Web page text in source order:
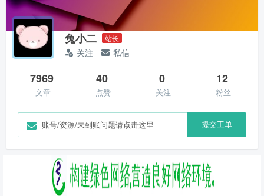
兔小二 站长
关注 私信
7969
文章
40
点赞
0
关注
12
粉丝
账号/资源/未到账问题请点击这里 提交工单